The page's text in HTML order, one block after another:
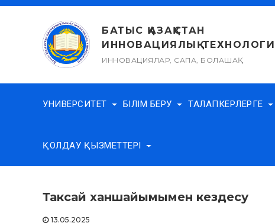
Skip
БАТЫС ҚАЗАҚСТАН
ИННОВАЦИЯЛЫҚ-
ИННОВАЦИЯЛАР, САПА, БОЛАШАҚ
УНИВЕРСИТЕТ БІЛІМ БЕРУ ТАЛАПКЕРЛЕРГЕ
ҚОЛДАУ ҚЫЗМЕТТЕРІ
Таксай ханшайымымен кездесу
13.05.2025